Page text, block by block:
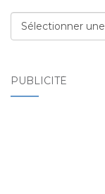
Destinations
PUBLICITÉ